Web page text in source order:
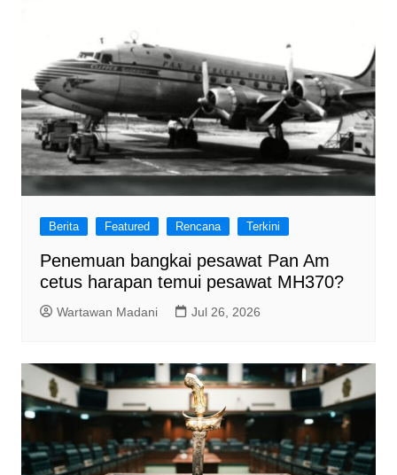
Berita Featured Rencana Terkini
Penemuan bangkai pesawat Pan Am
cetus harapan temui pesawat MH370?
Wartawan Madani Jul 26, 2026